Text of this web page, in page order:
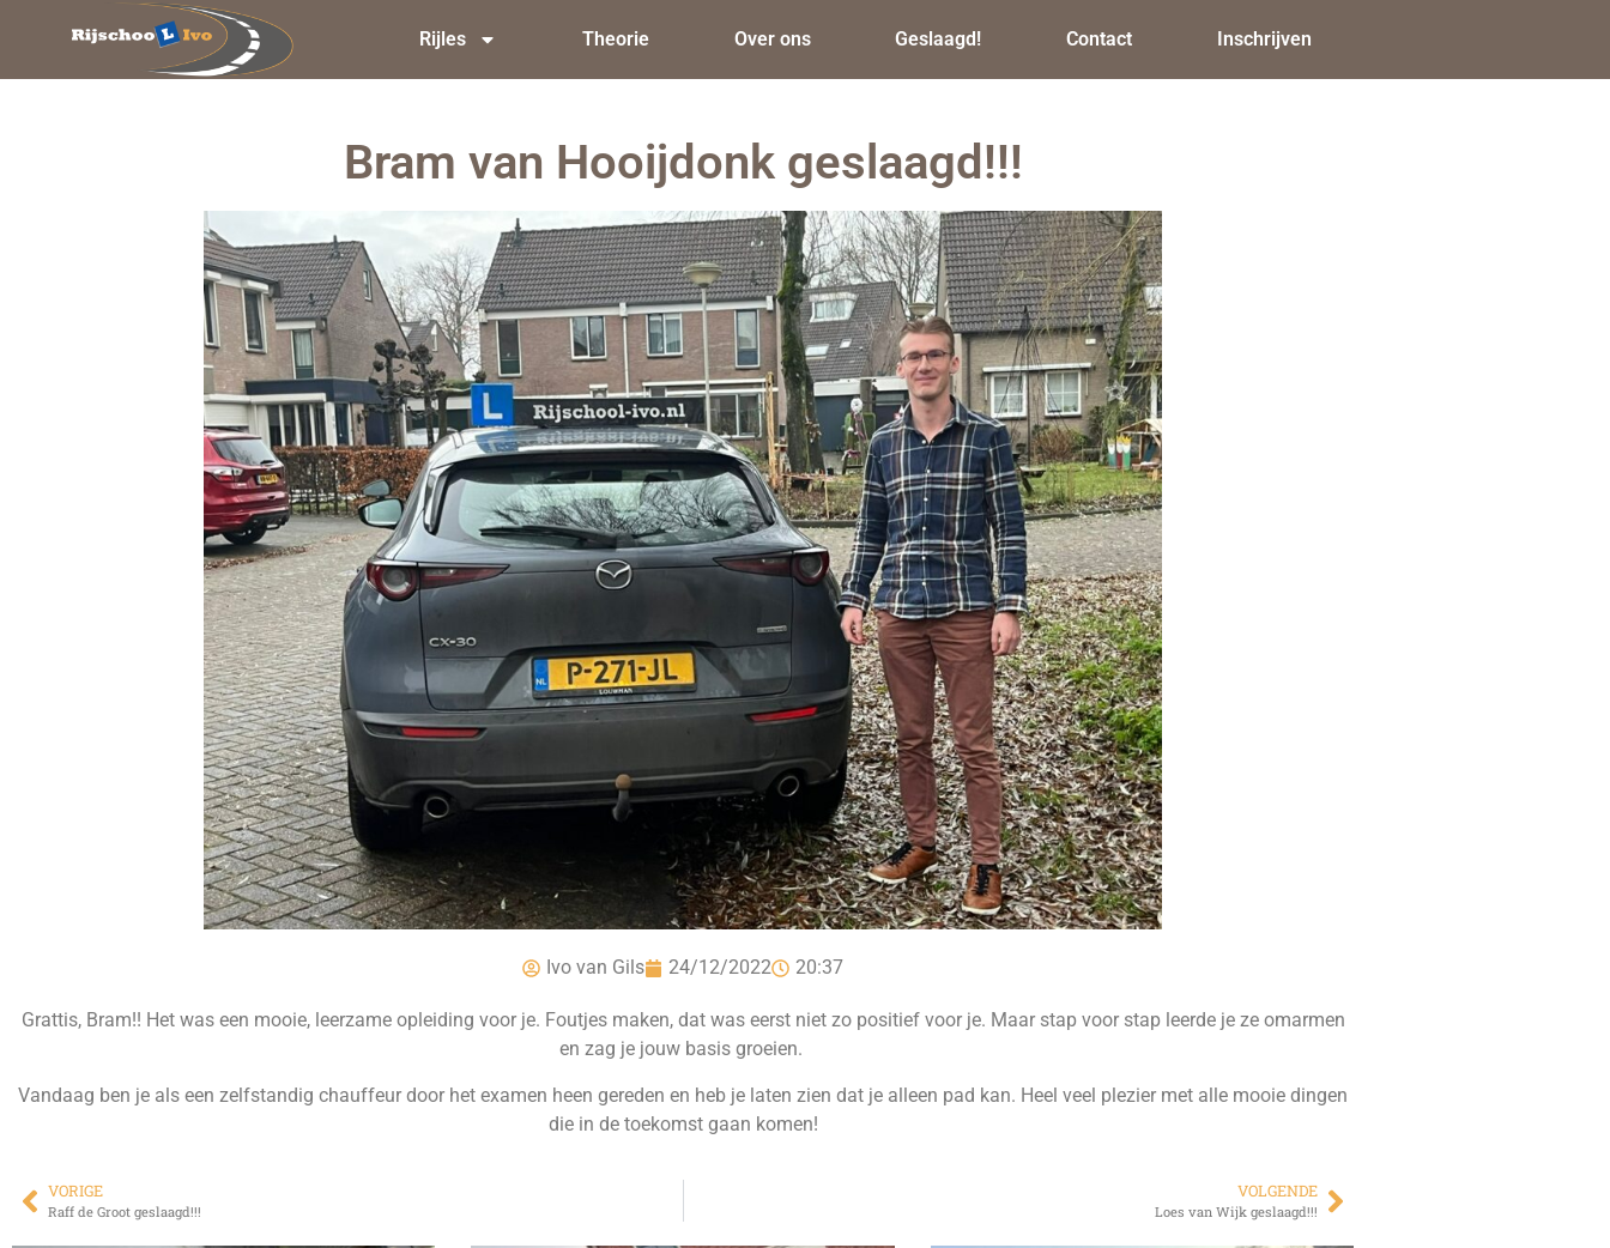
Rijles Theorie Over ons Geslaagd! Contact Inschrijven
Bram van Hooijdonk geslaagd!!!
Ivo van Gils 24/12/2022 20:37
Grattis, Bram!! Het was een mooie, leerzame opleiding voor je. Foutjes maken, dat was eerst niet zo positief voor je. Maar stap voor stap leerde je ze omarmen
en zag je jouw basis groeien.
Vandaag ben je als een zelfstandig chauffeur door het examen heen gereden en heb je laten zien dat je alleen pad kan. Heel veel plezier met alle mooie dingen
die in de toekomst gaan komen!
VORIGE
Raff de Groot geslaagd!!!
VOLGENDE
Loes van Wijk geslaagd!!!